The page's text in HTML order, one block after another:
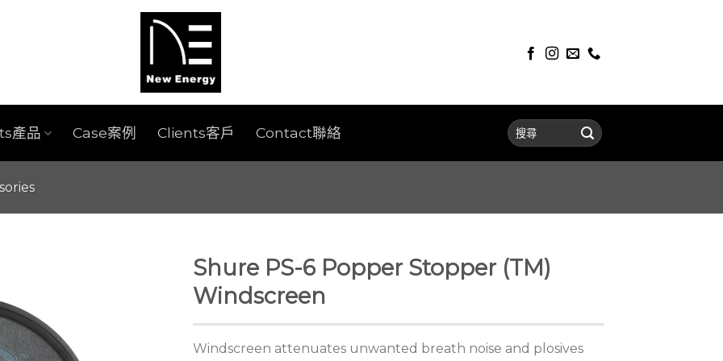
產品 Case案例 Clients客戶 Contact聯絡
Shure PS-6 Popper Stopper (TM)
Windscreen
Windscreen attenuates unwanted breath noise and plosives